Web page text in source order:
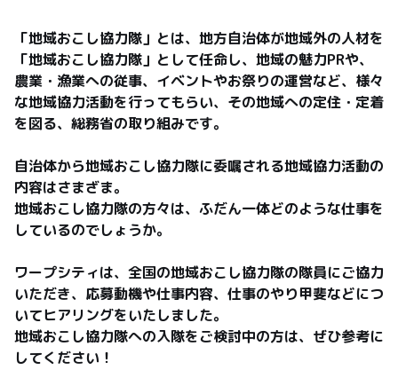
「地域おこし協力隊」とは、地方自治体が地域外の人材を
「地域おこし協力隊」として任命し、地域の魅力PRや、
農業・漁業への従事、イベントやお祭りの運営など、様々
な地域協力活動を行ってもらい、その地域への定住・定着
を図る、総務省の取り組みです。
自治体から地域おこし協力隊に委嘱される地域協力活動の
内容はさまざま。
地域おこし協力隊の方々は、ふだん一体どのような仕事を
しているのでしょうか。
ワープシティは、全国の地域おこし協力隊の隊員にご協力
いただき、応募動機や仕事内容、仕事のやり甲斐などにつ
いてヒアリングをいたしました。
地域おこし協力隊への入隊をご検討中の方は、ぜひ参考に
してください！